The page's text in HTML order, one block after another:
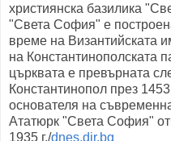
християнска базилика
"Света София" е
време на Византийската
на Константинополската
църквата е превърната
Константинопол през
основателя на
Ататюрк "Света София"
1935 г./dnes.dir.bg